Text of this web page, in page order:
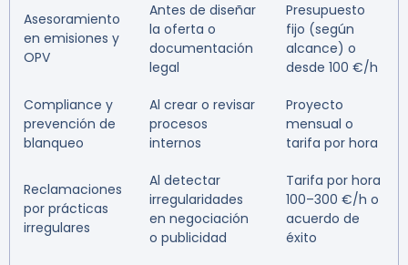
Asesoramiento
en emisiones y
OPV
Antes de diseñar
la oferta o
documentación
legal
Presupuesto
fijo (según
alcance) o
desde 100 €/h
Compliance y
prevención de
blanqueo
Al crear o revisar
procesos
internos
Proyecto
mensual o
tarifa por hora
Reclamaciones
por prácticas
irregulares
Al detectar
irregularidades
en negociación
o publicidad
Tarifa por hora
100–300 €/h o
acuerdo de
éxito